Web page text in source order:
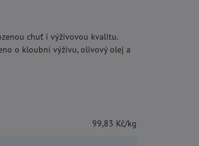
chuť i výživovou kvalitu.
o kloubní výživu, olivový olej a
99,83 Kč/kg